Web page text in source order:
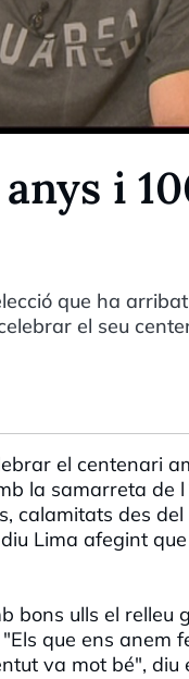
i
que ha
el seu
el centenari
la samarreta de
calamitats des
Lima afegint
bons ulls el
que ens anem
va mot bé", diu